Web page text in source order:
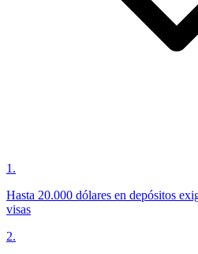
1 .
Hasta 20.000 dólares en depósitos
visas
2.